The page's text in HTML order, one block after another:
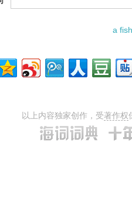
a
以上内容独家创作，受著作权